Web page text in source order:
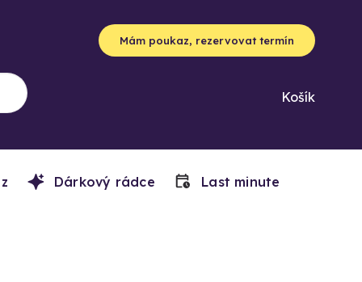
Mám poukaz, rezervovat termín
Košík
Dárkový rádce Last minute